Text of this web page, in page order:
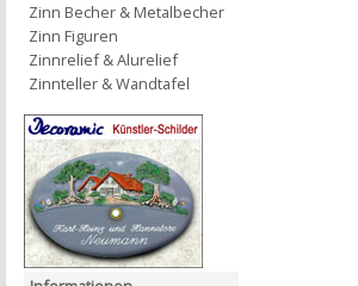
Zinn Becher & Metalbecher
Zinn Figuren
Zinnrelief & Alurelief
Zinnteller & Wandtafel